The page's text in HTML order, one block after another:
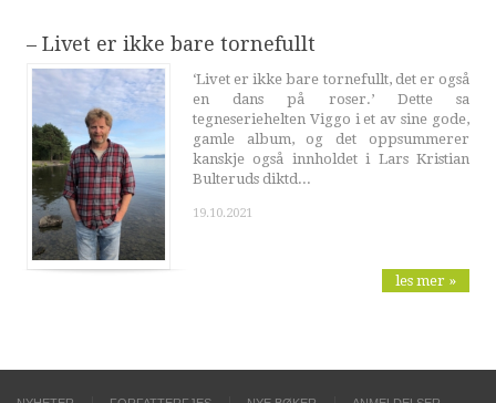
– Livet er ikke bare tornefullt
‘Livet er ikke bare tornefullt, det er også
en dans på roser.’ Dette sa
tegneseriehelten Viggo i et av sine gode,
gamle album, og det oppsummerer
kanskje også innholdet i Lars Kristian
Bulteruds diktd...
19.10.2021
les mer »